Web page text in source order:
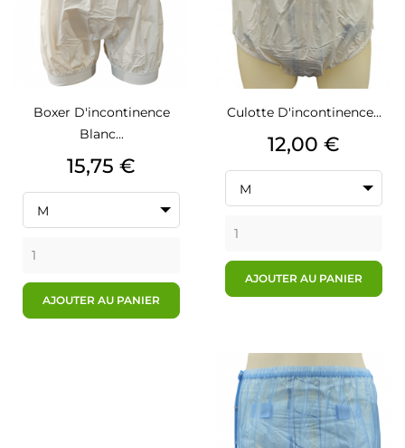
Boxer D'incontinence
Blanc...
Prix
15,75 €
M
AJOUTER AU PANIER
Culotte D'incontinence...
Prix
12,00 €
M
AJOUTER AU PANIER